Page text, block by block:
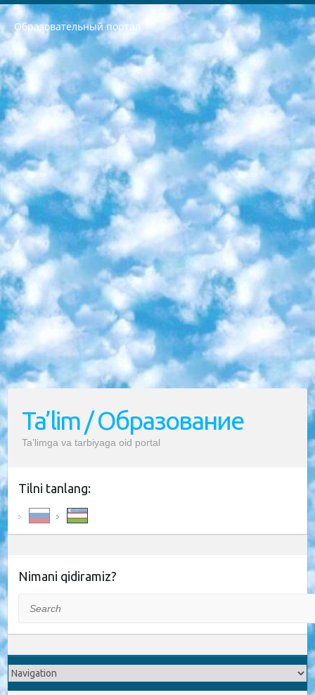
Образовательный портал
РЕСПУБЛИКА УЗБЕКИСТАН МИНИСТРЕРСТВО ДОШКОЛЬНОГО И ШКОЛЬНОГО ОБРАЗОВАНИЯ КОМАНДА в общеобразовательных учреждениях в 2023-2024 учебном году организация и проведение итоговой государственной аттестации обучающихся о Министра дошкольного и школьного образования Республики Узбекистан от 4 марта 2008 года (постановлением Минюста от 20 марта 2008 года № 1778 государственной регистрации) «Итоговое состояние учащихся общего среднего образования на основании положения об утверждении положения об аттестации общего среднего образования выпускной экзамен студентов в образовательных учреждениях в 2023-2024 учебном году В целях организации и прохождения аттестации приказываю: 1. Следующее: перечень предметов, по которым будет проводиться итоговая государственная аттестация и экзамен формы перевода согласно приложению 1; сертификаты международного образца, оценивающие уровень владения иностранными языками перечень согласно приложению 2; 2. Педагогический при специализированных образовательных учреждениях. научно-практический центр квалификации и международной оценки (Д.Давидова) 2024 г. До 25 марта: задания по предметам, по которым будет проводиться итоговая аттестация разработка и утверждение технических условий; итоговая аттестация на основании разработанного предметного задания разработка вопросов по предметам (устно и письменно), экзамен передача; общеобразовательные средние школы и специальные учебные заведения учащиеся выпускных классов школ и интернатов в агентской системе подготовка базы данных экзаменационных материалов и критериев оценки; перевод базы экзаменационных материалов на все языки обучения подать в Республиканский образовательный центр для изготовления; варианты экзаменов на основе разработанных контрольных материалов пусть будут поставлены задачи формирования. 3. Республиканский образовательный центр (Ш.Худайкулов) до 5 апреля 2024 года. до: база данных предоставленных экзаменационных материалов на все языки обучения перевод и экспертиза; для слепых, слабовидящих, глухих, слабослышащих и умственно отсталых детей учащиеся выпускных классов специализированных школ и школ-интернатов база данных экзаменационных материалов на всех преподаваемых языках подготовка критериев оценки; специализированные школы для умственно отсталых детей и технологии для учащихся выпускных классов школ-интернатов разработка соответствующих рекомендаций и критериев проведения ЕГЭ по естествознанию давать задания. 4. Педагогический при специализированных образовательных учреждениях. Научно-практический центр навыков и международной оценки (Д.Давидова), Республика образовательный центр (Худайкулов Ш.) итоговый государственный аттестационный экзамен ориентирован на творческое и логическое мышление при подготовке базы материалов учитывать введение заданий. 5. Следует отметить, что: сертификат государственного образца о знании общеобразовательного предмета и как минимум национальный уровень B1 по предметам на иностранных языках, указанным в Приложении 2. или международно признанный сертификат эквивалентного уровня студенты, изучающие определенный предмет, освобождаются от экзамена; по соответствующим предметам запланирована итоговая государственная аттестация за день до дня, путем жеребьевки Рабочей группой (в письменной форме по предметам, проводимым в форме) из числа сформированных вариантов выбрано 2 варианта; 2 выбранных варианта экзамена анонсированы на официальном сайте министерства и все выпускники по всей стране на основе этих вариантов проводит итоговую государственную аттестацию. 6. Государственное образование учащихся средних общеобразовательных учреждений. знания в соответствии с квалификационными требованиями, которые необходимо приобрести на основании стандартов итоговый (выпускной) контроль для 9 и 11 классов в целях тестирования Экзамены (далее – экзамены) состоят из предметов, перечисленных в приложении 1. будет сделано. 7. Экзамены пройдут с 26 мая по 15 июня 2024 г. (кроме науки физического воспитания). 8. Физическая для учащихся 9 классов общесредних образовательных учреждений. Экзамены по предмету «Образование, квалификация медицина» 1-6 мая 2024 года. сотрудники перевести под присмотр (с отклонениями в физическом или умственном развитии) специализированная школа для детей, школы-интернаты и со сколиозом школы-интернаты санаторного типа для больных детей исключены). 9. Он был слепым, слабовидящим и имел нарушения опорно-двигательного аппарата. экзамены в специализированных школах и интернатах для детей должны проводиться исходя из требований, предъявляемых к общеобразовательным учреждениям (физкультура кроме науки). 10. Специализированная школа для глухих и слабослышащих детей. и экзамены в интернатах и быть реализован в виде письменного теста по математике. 11. Специальность для умственно отсталых детей. Для 9 класса Родной язык и литературное письмо Государственный язык (язык обучения – узбекский). для неклассов) написано Математическое письмо Письменная/устная история Узбекистана Физическое воспитание практично Итоговый контроль Для 11 класса Написание родного языка и литературы (эссе) Математическое письмо Узбекский язык (обучение на узбекском языке) не посещающее общее среднее образование для учреждений)/Образовательное учреждение выбор письменный и устный Иностранный язык письменный/устный Письменная/устная история Узбекистана *По выбору студента:  Химия  Физика  Основы государственного права  География 10 бесплатных образовательных ресурсов - Мы составили подборку онлайн-проектов с интерактивными упражнениями, видеолекциями и статьями. Они помогут вам обрести новые и освежить старые знания бесплатно. 1. «ИНТУИТ» Старейшая образовательная площадка Рунета. Здесь вы найдёте сотни текстовых и видеокурсов на десятки различных тем — от программирования до психологии. Многие курсы подготовлены российскими университетами и крупными международными компаниями вроде Intel и Microsoft. Самостоятельное обучение бесплатное, но желающие могут оплатить услуги персональных наставников. 2. «Смартия» знакомит с актуальными профессиями и подсказывает, как им обучаться. Выбрав заинтересовавшую вас специальность — SMM-специалист, фотограф, веб-дизайнер или другую, — увидите список необходимых для неё умений. Чтобы вы могли освоить их самостоятельно, для каждого умения площадка отображает подборку ссылок на учебные материалы. Хотя «Смартия» ориентируется на русскоязычную аудиторию, часть контента всё же доступна только на английском. 3. «Лекторий Физтеха» Проект Московского физико-технического института (Физтеха). С его помощью вы можете смотреть онлайн серии лекций, записанные на видео в этом вузе. В числе доступных предметов — физика, биология, химия, информационные технологии и другие. К некоторым лекциям администрация ресурса прилагает готовые конспекты, которые можно скачивать в PDF-формате. 4. ITMOcourses Онлайн-площадка Санкт-Петербургского национального исследовательского университета информационных технологий, механики и оптики (ИТМО). Ресурс предоставляет свободный доступ к курсам, разработанным в этом вузе. Каталог материалов разбит на четыре категории: «Оптические системы и технологии», «Приборостроение и робототехника», «Информационные технологии» и «Биотехнологии». Курсы состоят из видеолекций, интерактивных демонстраций и заданий. 5. «КиберЛенинка» Электронная научная библиотека открытого доступа. Каталог площадки регулярно обрастает текстами статей из различных научных изданий. Сгруппированные по журналам и рубрикам публикации можно читать онлайн или скачивать целиком в PDF-формате. Проект нацелен на популяризацию науки за счёт открытого доступа к качественной информации. 6. «ПостНаука» На этом ресурсе публикуют подборки видеолекций, составленные экспертами из разных отраслей и объединённые общими темами. Среди них, к примеру, есть серии «Биоинформатика и геномика», «Культура средневековой Скандинавии» и Cinema Studies о теории кино. Каждая подборка лекций — логически связанная история, рассказанная экспертом от первого лица. Кроме того, на сайте появляются научно-образовательные статьи и тесты на разные темы. 7. «Newочём» Команда проекта «Newочём» отбирает самые интересные тексты из англоязычных СМИ и переводит те из них, за которые голосуют участники сообщества «ВКонтакте». По большей части это научно-популярные статьи. Редакторы придумывают лишь заголовки, в остальном содержание переводов соответствует оригиналам. Полные тексты можно читать прямо в социальной сети. 8. InternetUrok Онлайн-база материалов по основным дисциплинам школьной программы. Информация на сайте структурирована по классам, предметам и темам (урокам). Каждый урок состоит из видеолекций и конспектов. Есть также интерактивные тренажёры и тесты для закрепления пройденного материала. Даже если вы давно окончили школу, возможность повторить программу старших классов всегда может пригодиться. 9. Edutainme Ещё один ресурс об образовании. В отличие от Newtonew, как мне кажется, Edutainme больше ориентируется на представителей индустрии: педагогов, предпринимателей, разработчиков образовательных проектов. Но и любой, кто просто стремится к саморазвитию, найдёт на сайте много полезного и интересного для себя. Например, информацию о новых курсах и образовательных сервисах. 10. Newtonew Онлайн-медиа об образовании и обучении в широком смысле. Авторы Newtonew пишут об инструментах, заведениях, тактиках и стратегиях, которые помогают учить других и получать новые знания самостоятельно. На этой площадке вы найдёте новости, обзоры, аналитические мат
Ta’lim / Образование
Ta’limga va tarbiyaga oid portal
Tilni tanlang:
Nimani qidiramiz?